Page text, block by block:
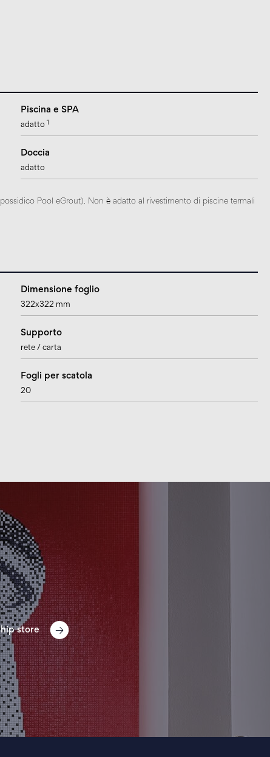
Piscina e SPA
adatto 1
Doccia
adatto
Pool eGrout). Non è adatto al rivestimento di piscine termali
Dimensione foglio
322x322 mm
Supporto
rete / carta
Fogli per scatola
20
store